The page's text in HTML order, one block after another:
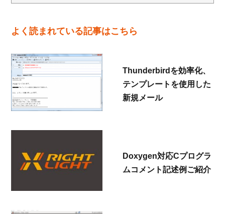
よく読まれている記事はこちら
Thunderbirdを効率化、
テンプレートを使用した
新規メール
Doxygen対応Cプログラ
ムコメント記述例ご紹介